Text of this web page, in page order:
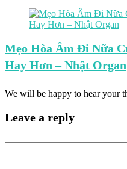
Mẹo Hòa Âm Đi Nữa
Hay Hơn – Nhật Organ
We will be happy to hear your
Leave a reply